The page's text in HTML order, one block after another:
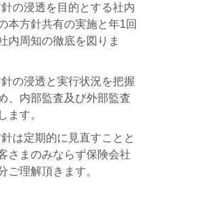
の浸透を目的とする社内
本方針共有の実施と年1回
内周知の徹底を図りま
の浸透と実行状況を把握
、内部監査及び外部監査
ます。
は定期的に見直すことと
さまのみならず保険会社
ご理解頂きます。